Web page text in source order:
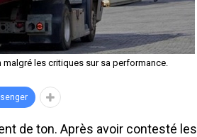
les critiques sur sa performance.
de ton. Après avoir contesté les